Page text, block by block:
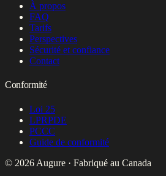
À propos
FAQ
Tarifs
Perspectives
Sécurité et confiance
Contact
Conformité
Loi 25
LPRPDE
PCCC
Guide de conformité
© 2026 Augure · Fabriqué au Canada